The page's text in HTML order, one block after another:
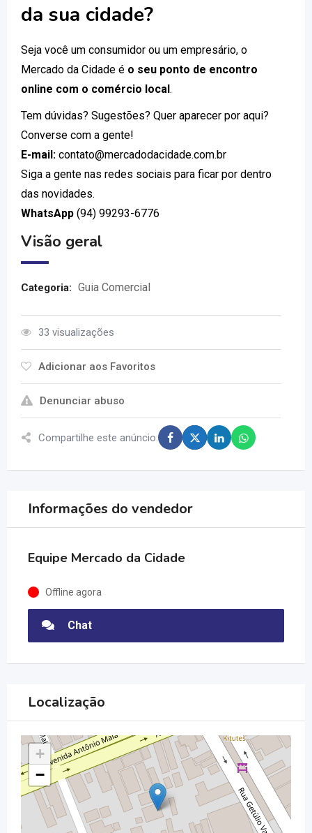
da sua cidade?
Seja você um consumidor ou um empresário, o
Mercado da Cidade é o seu ponto de encontro
online com o comércio local.
Tem dúvidas? Sugestões? Quer aparecer por aqui?
Converse com a gente!
E-mail: contato@mercadodacidade.com.br
Siga a gente nas redes sociais para ficar por dentro
das novidades.
WhatsApp (94) 99293-6776
Visão geral
Categoria: Guia Comercial
33 visualizações
Adicionar aos Favoritos
Denunciar abuso
Compartilhe este anúncio:
Informações do vendedor
Equipe Mercado da Cidade
Offline agora
Chat
Localização
+
−